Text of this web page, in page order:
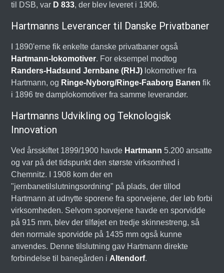
til DSB, var D 833, der blev leveret i 1906.
Hartmanns Leverancer til Danske Privatbaner
I 1890'erne fik enkelte danske privatbaner også
Hartmann-lokomotiver. For eksempel modtog
Randers-Hadsund Jernbane (RHJ) lokomotiver fra
Hartmann, og Ringe-Nyborg/Ringe-Faaborg Banen fik
i 1896 tre damplokomotiver fra samme leverandør.
Hartmanns Udvikling og Teknologisk
Innovation
Ved årsskiftet 1899/1900 havde Hartmann 5.200 ansatte
og var på det tidspunkt den største virksomhed i
Chemnitz. I 1908 kom der en
"jernbanetilslutningsordning" på plads, der tillod
Hartmann at udnytte sporene fra sporvejene, der løb forbi
virksomheden. Selvom sporvejene havde en sporvidde
på 915 mm, blev der tilføjet en tredje skinnestreng, så
den normale sporvidde på 1435 mm også kunne
anvendes. Denne tilslutning gav Hartmann direkte
forbindelse til banegården i Altendorf.